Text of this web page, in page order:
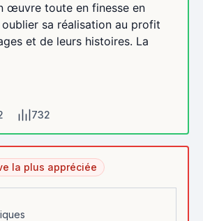
œuvre toute en finesse en
sa réalisation au profit
et de leurs histoires. La
732
la plus appréciée